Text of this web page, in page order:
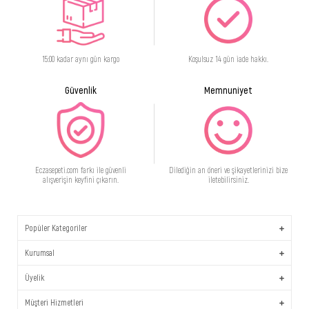
15:00 kadar aynı gün kargo Koşulsuz 14 gün iade hakkı.
Güvenlik
Eczasepeti.com farkı ile güvenli
alışverişin keyfini çıkarın.
Memnuniyet
Dilediğin an öneri ve şikayetlerinizi bize
iletebilirsiniz.
Popüler Kategoriler
Kurumsal
Üyelik
Müşteri Hizmetleri